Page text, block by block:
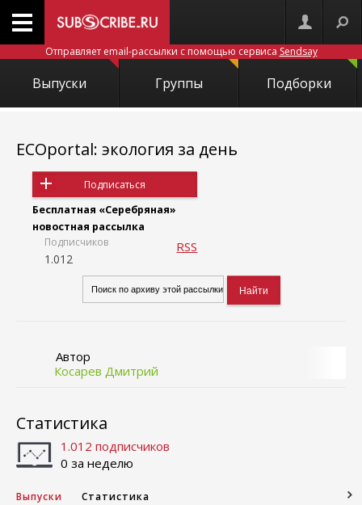
Отправляет email-рассылки с помощью сервиса Sendsay
Выпуски Группы Подборки
ECOportal: экология за день
Подписаться
Бесплатная «Серебряная»
новостная рассылка
Подписчиков
1.012
RSS
Автор
Косарев Дмитрий
Статистика
1.012 подписчиков
0 за неделю
Выпуски Статистика